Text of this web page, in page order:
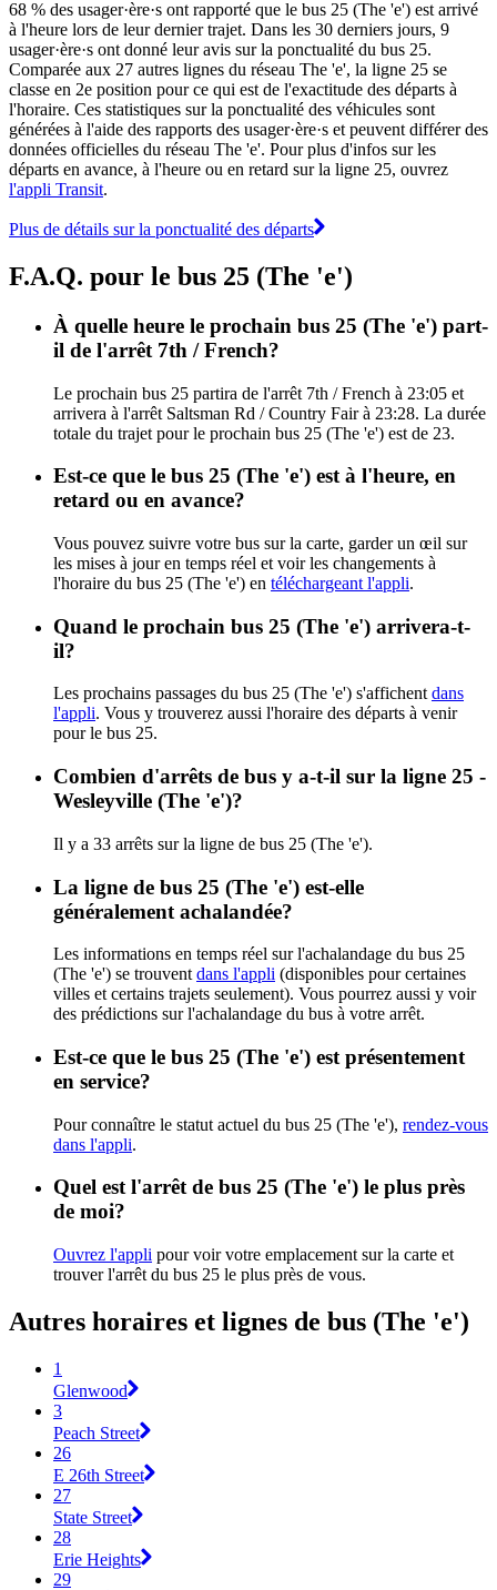
68 % des usager·ère·s ont rapporté que le bus 25 (The 'e') est arrivé
à l'heure lors de leur dernier trajet. Dans les 30 derniers jours, 9
usager·ère·s ont donné leur avis sur la ponctualité du bus 25.
Comparée aux 27 autres lignes du réseau The 'e', la ligne 25 se
classe en 2e position pour ce qui est de l'exactitude des départs à
l'horaire. Ces statistiques sur la ponctualité des véhicules sont
générées à l'aide des rapports des usager·ère·s et peuvent différer des
données officielles du réseau The 'e'. Pour plus d'infos sur les
départs en avance, à l'heure ou en retard sur la ligne 25, ouvrez
l'appli Transit.
Plus de détails sur la ponctualité des départs
F.A.Q. pour le bus 25 (The 'e')
À quelle heure le prochain bus 25 (The 'e') part-
il de l'arrêt 7th / French?
Le prochain bus 25 partira de l'arrêt 7th / French à 23:05 et
arrivera à l'arrêt Saltsman Rd / Country Fair à 23:28. La durée
totale du trajet pour le prochain bus 25 (The 'e') est de 23.
Est-ce que le bus 25 (The 'e') est à l'heure, en
retard ou en avance?
Vous pouvez suivre votre bus sur la carte, garder un œil sur
les mises à jour en temps réel et voir les changements à
l'horaire du bus 25 (The 'e') en téléchargeant l'appli.
Quand le prochain bus 25 (The 'e') arrivera-t-
il?
Les prochains passages du bus 25 (The 'e') s'affichent dans
l'appli. Vous y trouverez aussi l'horaire des départs à venir
pour le bus 25.
Combien d'arrêts de bus y a-t-il sur la ligne 25 -
Wesleyville (The 'e')?
Il y a 33 arrêts sur la ligne de bus 25 (The 'e').
La ligne de bus 25 (The 'e') est-elle
généralement achalandée?
Les informations en temps réel sur l'achalandage du bus 25
(The 'e') se trouvent dans l'appli (disponibles pour certaines
villes et certains trajets seulement). Vous pourrez aussi y voir
des prédictions sur l'achalandage du bus à votre arrêt.
Est-ce que le bus 25 (The 'e') est présentement
en service?
Pour connaître le statut actuel du bus 25 (The 'e'), rendez-vous
dans l'appli.
Quel est l'arrêt de bus 25 (The 'e') le plus près
de moi?
Ouvrez l'appli pour voir votre emplacement sur la carte et
trouver l'arrêt du bus 25 le plus près de vous.
Autres horaires et lignes de bus (The 'e')
1
Glenwood
3
Peach Street
26
E 26th Street
27
State Street
28
Erie Heights
29